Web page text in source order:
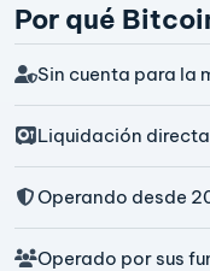
Por qué
Sin cuenta para la
Liquidación
Operando desde
Operado por sus